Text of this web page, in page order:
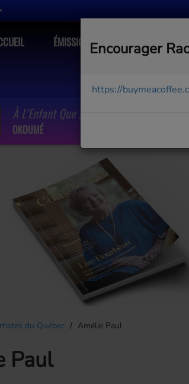
ÉMISSIONS MUSIQUE
À L'Enfant Que J'Aurai
OKOUMÉ
du Québec Amélie Paul
Paul
Encourager
https://